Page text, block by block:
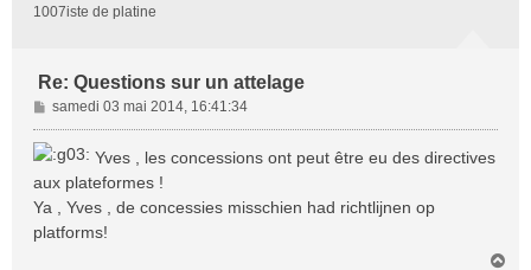
1007iste de platine
Re: Questions sur un attelage
M
e
s
a
g
e
samedi 03 mai 2014, 16:41:34
Yves , les concessions ont peut être eu des directives
aux plateformes !
Ya , Yves , de concessies misschien had richtlijnen op
platforms!